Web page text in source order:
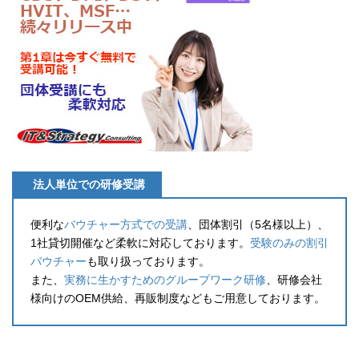
法人単位での研修受講
便利なバウチャー方式での受講 、団体割引（5名様以上）、
1社貸切開催など柔軟に対応しております。 受験のみの割引
バウチャーも取り扱っております。
また、 実務に生かすためのグループワーク研修 、研修会社
様向けのOEM供給、再販制度などもご用意しております。